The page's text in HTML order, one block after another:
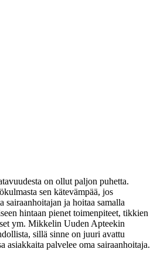
on ollut paljon puhetta.
sen kätevämpää, jos
sairaanhoitajan ja hoitaa samalla
hintaan pienet toimenpiteet, tikkien
ym. Mikkelin Uuden Apteekin
sillä sinne on juuri avattu
asiakkaita palvelee oma sairaanhoitaja.